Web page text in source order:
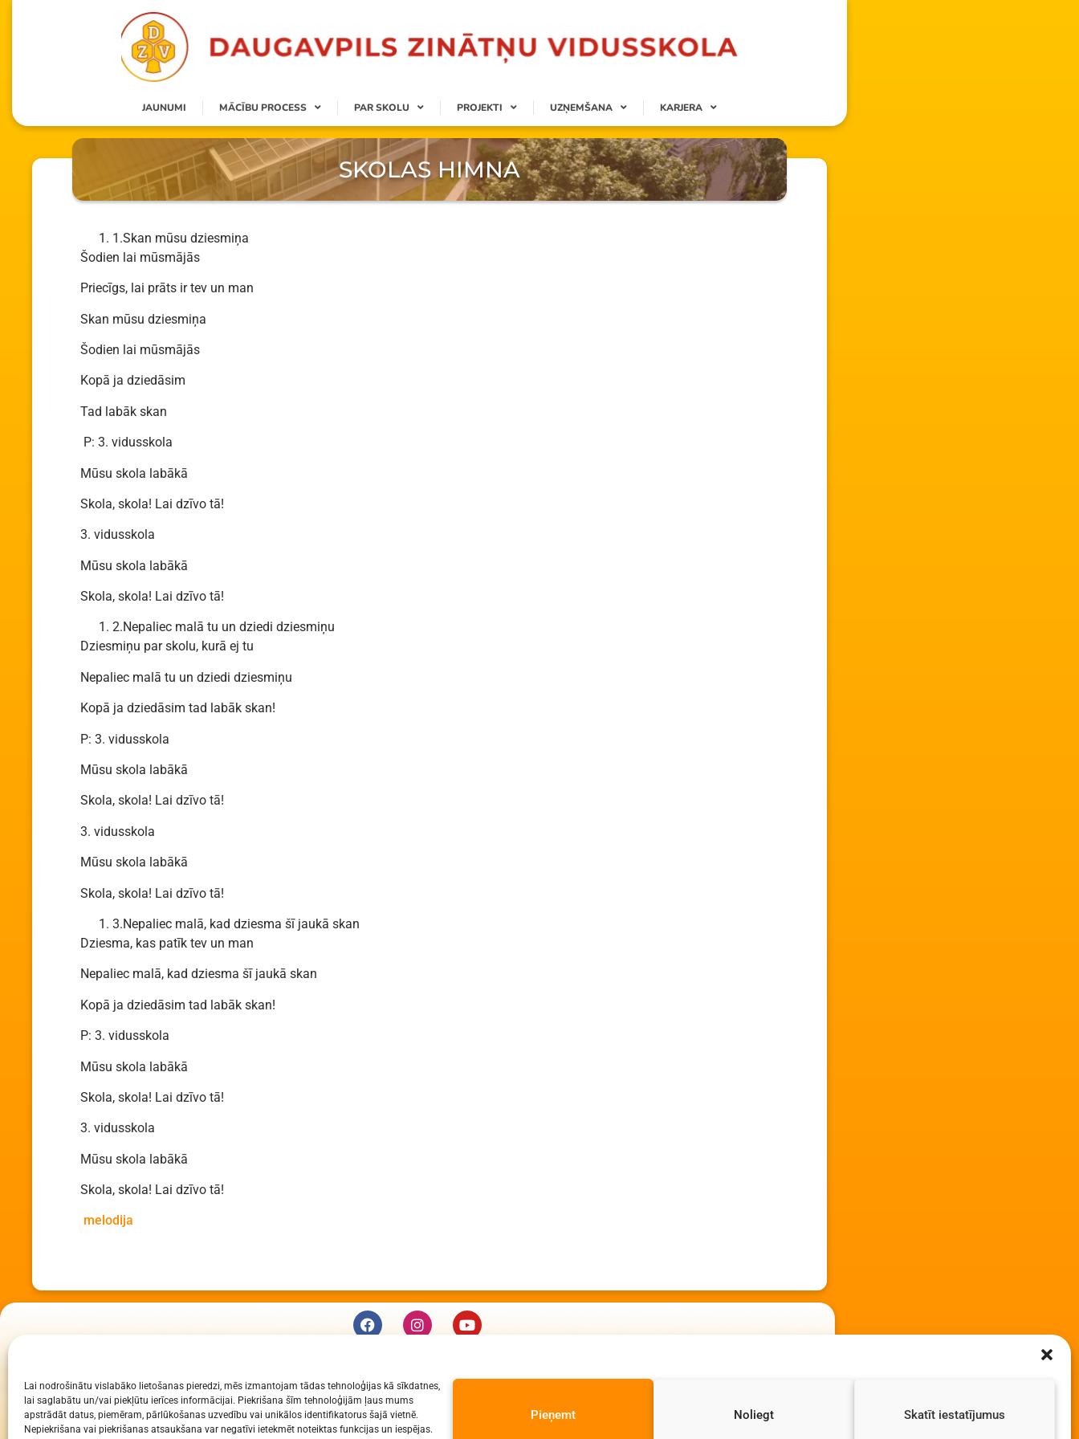
Lai nodrošinātu vislabāko lietošanas pieredzi, mēs izmantojam tādas tehnoloģijas kā sīkdatnes,
lai saglabātu un/vai piekļūtu ierīces informācijai. Piekrišana šīm tehnoloģijām ļaus mums
apstrādāt datus, piemēram, pārlūkošanas uzvedību vai unikālos identifikatorus šajā vietnē.
Nepiekrišana vai piekrišanas atsaukšana var negatīvi ietekmēt noteiktas funkcijas un iespējas.
Pieņemt Noliegt Skatīt iestatījumus
JAUNUMI MĀCĪBU PROCESS PAR SKOLU PROJEKTI UZŅEMŠANA KARJERA
SKOLAS HIMNA
1.Skan mūsu dziesmiņa
Šodien lai mūsmājās
Priecīgs, lai prāts ir tev un man
Skan mūsu dziesmiņa
Šodien lai mūsmājās
Kopā ja dziedāsim
Tad labāk skan
P: 3. vidusskola
Mūsu skola labākā
Skola, skola! Lai dzīvo tā!
3. vidusskola
Mūsu skola labākā
Skola, skola! Lai dzīvo tā!
2.Nepaliec malā tu un dziedi dziesmiņu
Dziesmiņu par skolu, kurā ej tu
Nepaliec malā tu un dziedi dziesmiņu
Kopā ja dziedāsim tad labāk skan!
P: 3. vidusskola
Mūsu skola labākā
Skola, skola! Lai dzīvo tā!
3. vidusskola
Mūsu skola labākā
Skola, skola! Lai dzīvo tā!
3.Nepaliec malā, kad dziesma šī jaukā skan
Dziesma, kas patīk tev un man
Nepaliec malā, kad dziesma šī jaukā skan
Kopā ja dziedāsim tad labāk skan!
P: 3. vidusskola
Mūsu skola labākā
Skola, skola! Lai dzīvo tā!
3. vidusskola
Mūsu skola labākā
Skola, skola! Lai dzīvo tā!
melodija
Daugavpils Zinātņu vidusskola
Raiņa iela 30, Daugavpils, LV-5401
Reģ. Nr. 2713903513 (IZM)
tālr. Direktors: 65423030,